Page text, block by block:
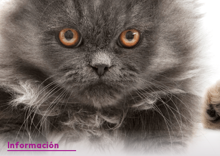
Información